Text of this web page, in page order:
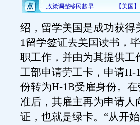
绍，留学美国是成功获得
1留学签证去美国读书，
职工作，并由为其提供工
工部申请劳工卡，申请H-
份转为H-1B受雇身份。
准后，其雇主再为申请
证，也就是绿卡。“从开